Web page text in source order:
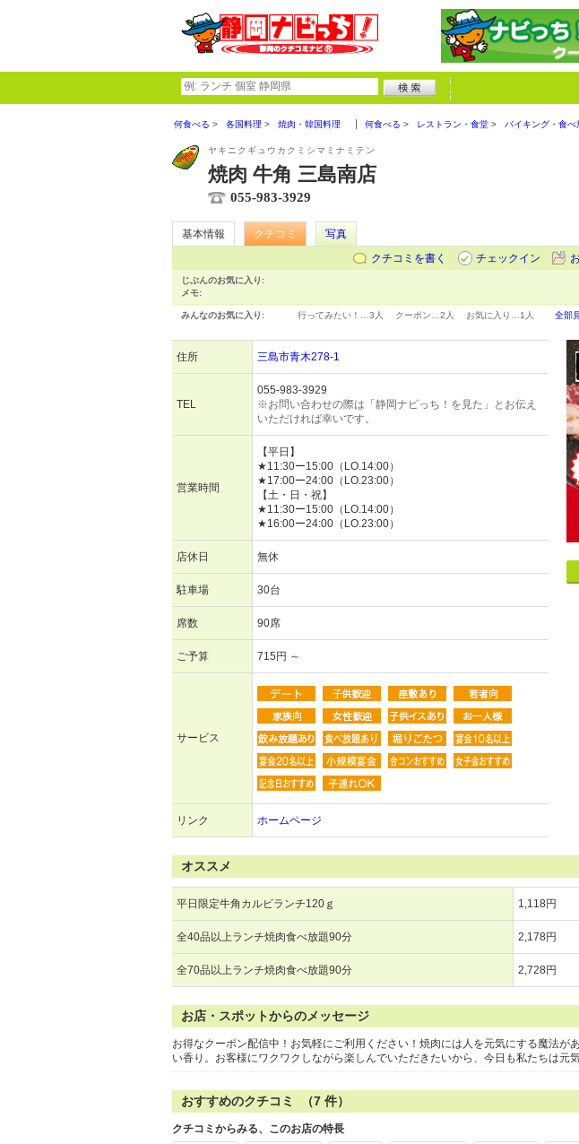
何食べる 各国料理 焼肉・韓国料理 何食べる レストラン・食堂 バイキング・食べ
ヤキニクギュウカクミシマミナミテン
焼肉 牛角 三島南店
055-983-3929
基本情報 クチコミ
写真
クチコミを書く
チェックイン
じぶんのお気に入り:
メモ:
みんなのお気に入り: 行ってみたい！… 3人 クーポン… 2人 お気に入り… 1人 全部
住所 三島市青木278-1
TEL
055-983-3929
※お問い合わせの際は「静岡ナビっち！を見た」とお伝え
いただければ幸いです。
営業時間
【平日】
★11:30ー15:00（LO.14:00）
★17:00ー24:00（LO.23:00）
【土・日・祝】
★11:30ー15:00（LO.14:00）
★16:00ー24:00（LO.23:00）
店休日 無休
駐車場 30台
席数 90席
ご予算 715円 ～
サービス
リンク ホームページ
オススメ
平日限定牛角カルビランチ120ｇ 1,118円
全40品以上ランチ焼肉食べ放題90分 2,178円
全70品以上ランチ焼肉食べ放題90分 2,728円
お店・スポットからのメッセージ
お得なクーポン配信中！お気軽にご利用ください！焼肉には人を元気にする魔法が
い香り。お客様にワクワクしながら楽しんでいただきたいから、今日も私たちは元
おすすめのクチコミ （7 件）
クチコミからみる、このお店の特長